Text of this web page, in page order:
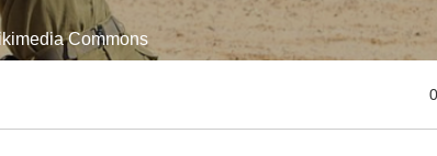
Commons